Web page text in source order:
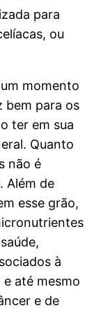
para
ou
momento
bem para os
ter em sua
Quanto
não é
Além de
esse grão,
à
até mesmo
e de